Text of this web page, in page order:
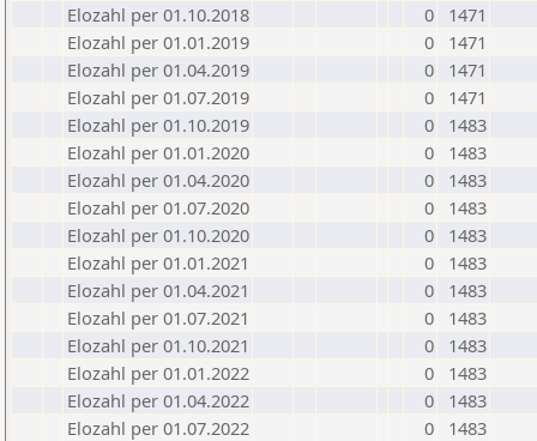
Elozahl per 01.10.2018
0
1471
Elozahl per 01.01.2019
0
1471
Elozahl per 01.04.2019
0
1471
Elozahl per 01.07.2019
0
1471
Elozahl per 01.10.2019
0
1483
Elozahl per 01.01.2020
0
1483
Elozahl per 01.04.2020
0
1483
Elozahl per 01.07.2020
0
1483
Elozahl per 01.10.2020
0
1483
Elozahl per 01.01.2021
0
1483
Elozahl per 01.04.2021
0
1483
Elozahl per 01.07.2021
0
1483
Elozahl per 01.10.2021
0
1483
Elozahl per 01.01.2022
0
1483
Elozahl per 01.04.2022
0
1483
Elozahl per 01.07.2022
0
1483